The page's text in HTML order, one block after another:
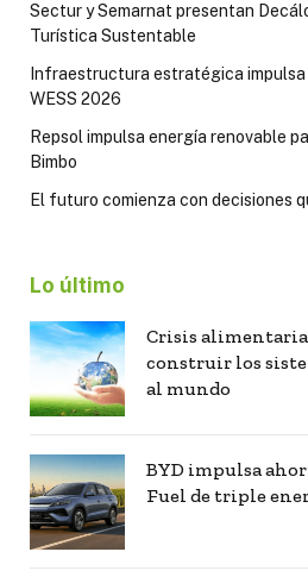
Sectur y Semarnat presentan
Turística Sustentable
Infraestructura estratégica
WESS 2026
Repsol impulsa energía renovable
Bimbo
El futuro comienza con decisiones
Lo último
Crisis alimentaria:
construir los
al mundo
BYD impulsa
Fuel de triple